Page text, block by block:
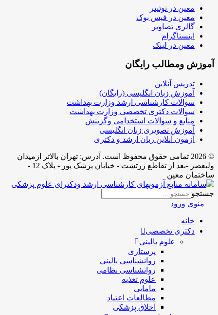
معین در توئیتر
معین در فیس بوک
گالری تصاویر
اینستاگرام
معین در لینک
آموزش ومطالب رایگان
تدریس آنلاین
آموزش زبان انگلیسی (رایگان)
سوالات کارشناسی ارشد وزارت بهداشت
سوالات دکتری تخصصی وزارت بهداشت
منابع و سوالات استخدامی وگزینش
آموزش تصویری زبان انگلیسی
آزمون آنلاین زبان ارشد و دکتری
© 2026 تمامی حقوق محفوظ است. آدرس:‌ تهران بالاتر ازمیدان
ولیعصر -بعد از تقاطع زرتشت - خیابان پزشک پور - پلاک 12 -
ساختمان معین
جستجو
منوی ورود
خانه
دکتری تخصصی
علوم بالینی
پرستاری
روانشناسی بالینی
روانشناسی نظامی
علوم تغذیه
مامایی
مطالعات اعتیاد
اخلاق پزشکی